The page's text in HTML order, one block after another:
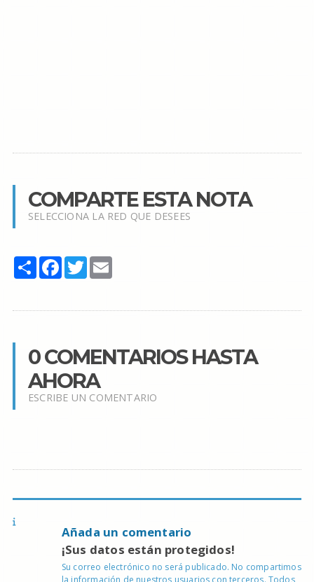
COMPARTE ESTA NOTA
SELECCIONA LA RED QUE DESEES
Share Facebook
TwitterEmail
0 COMENTARIOS HASTA
AHORA
ESCRIBE UN COMENTARIO
Añada un comentario
¡Sus datos están protegidos!
Su correo electrónico no será publicado. No compartimos
la información de nuestros usuarios con terceros. Todos